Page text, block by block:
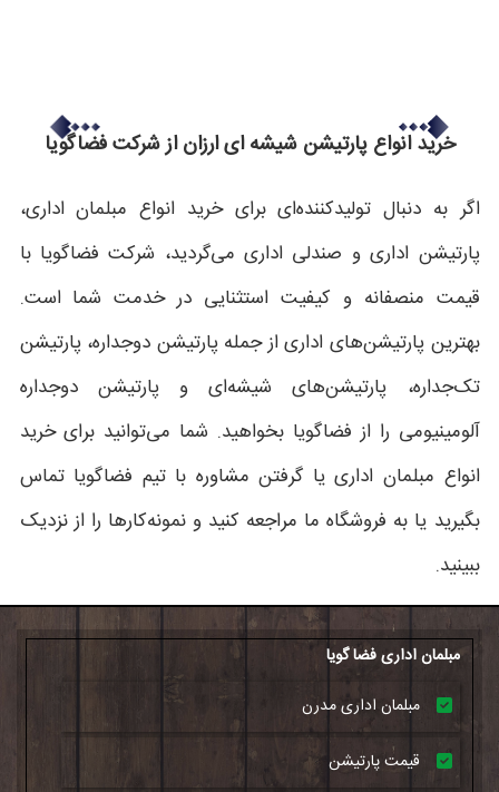
خرید انواع پارتیشن شیشه ای ارزان از شرکت فضاگویا
اگر به دنبال تولیدکننده‌ای برای خرید انواع مبلمان اداری،
پارتیشن اداری و صندلی اداری می‌گردید، شرکت فضاگویا با
قیمت منصفانه و کیفیت استثنایی در خدمت شما است.
بهترین پارتیشن‌های اداری از جمله پارتیشن دوجداره، پارتیشن
تک‌جداره، پارتیشن‌های شیشه‌ای و پارتیشن دوجداره
آلومینیومی را از فضاگویا بخواهید. شما می‌توانید برای خرید
انواع مبلمان اداری یا گرفتن مشاوره با تیم فضاگویا تماس
بگیرید یا به فروشگاه ما مراجعه کنید و نمونه‌کارها را از نزدیک
ببینید.
مبلمان اداری فضا گویا
مبلمان اداری مدرن
قیمت پارتیشن